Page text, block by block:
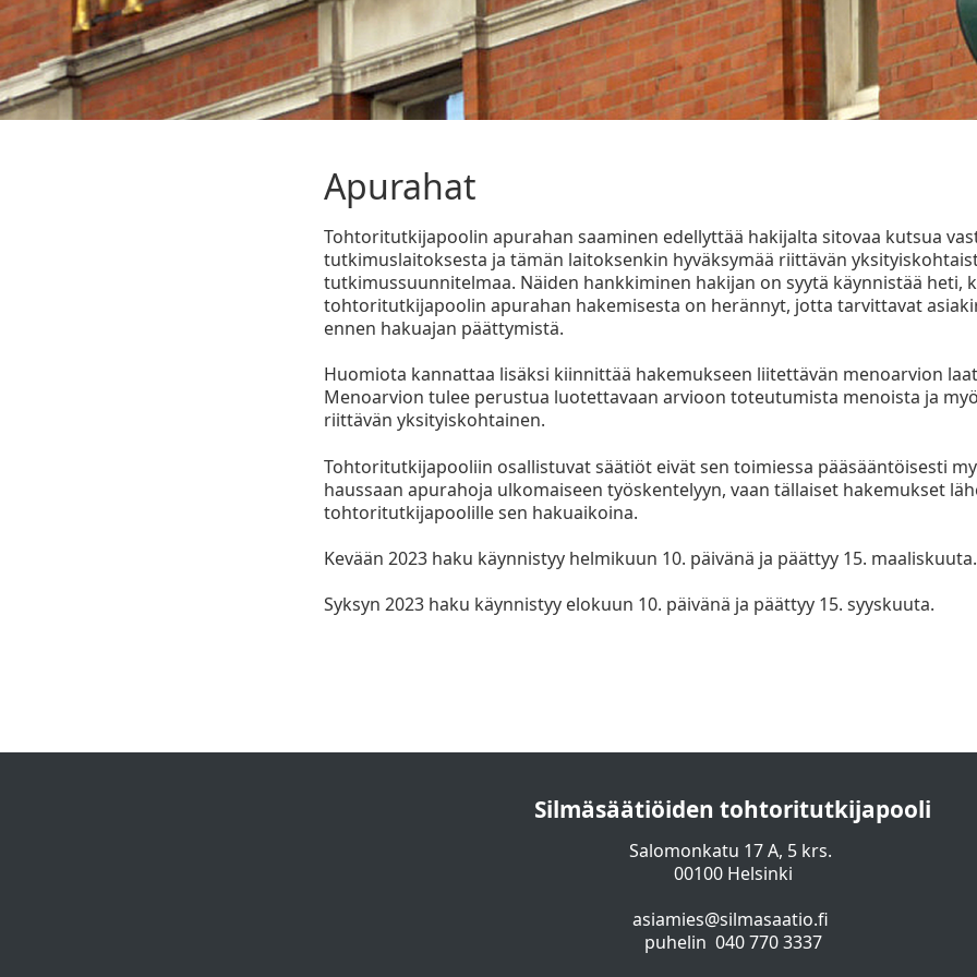
Apurahat
Tohtoritutkijapoolin apurahan saaminen edellyttää hakijalta sitovaa kutsua
tutkimuslaitoksesta ja tämän laitoksenkin hyväksymää riittävän
tutkimussuunnitelmaa. Näiden hankkiminen hakijan on syytä käynnistää heti,
tohtoritutkijapoolin apurahan hakemisesta on herännyt, jotta tarvittavat
ennen hakuajan päättymistä.
Huomiota kannattaa lisäksi kiinnittää hakemukseen liitettävän menoarvion
Menoarvion tulee perustua luotettavaan arvioon toteutumista menoista ja
riittävän yksityiskohtainen.
Tohtoritutkijapooliin osallistuvat säätiöt eivät sen toimiessa pääsääntöisesti
haussaan apurahoja ulkomaiseen työskentelyyn, vaan tällaiset hakemukset
tohtoritutkijapoolille sen hakuaikoina.
Kevään 2023 haku käynnistyy helmikuun 10. päivänä ja päättyy 15. maaliskuuta.
Syksyn 2023 haku käynnistyy elokuun 10. päivänä ja päättyy 15. syyskuuta.
Silmäsäätiöiden tohtoritutkijapooli
Salomonkatu 17 A, 5 krs.
00100 Helsinki
asiamies@silmasaatio.fi
puhelin 040 770 3337